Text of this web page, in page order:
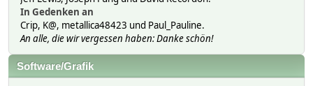
In Gedenken an
Crip, K@, metallica48423 und Paul_Pauline.
An alle, die wir vergessen haben: Danke schön!
Software/Grafik